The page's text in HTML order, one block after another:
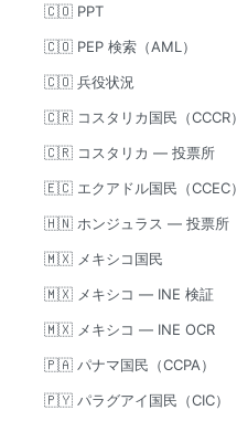
🇨🇴 PPT
🇨🇴 PEP 検索（AML）
🇨🇴 兵役状況
🇨🇷 コスタリカ国民（CCCR）
🇨🇷 コスタリカ — 投票所
🇪🇨 エクアドル国民（CCEC）
🇭🇳 ホンジュラス — 投票所
🇲🇽 メキシコ国民
🇲🇽 メキシコ — INE 検証
🇲🇽 メキシコ — INE OCR
🇵🇦 パナマ国民（CCPA）
🇵🇾 パラグアイ国民（CIC）